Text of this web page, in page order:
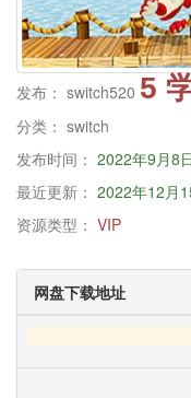
发布： switch520 5
分类： switch
发布时间： 2022年9月8
最近更新： 2022年12月
资源类型： VIP
网盘下载地址